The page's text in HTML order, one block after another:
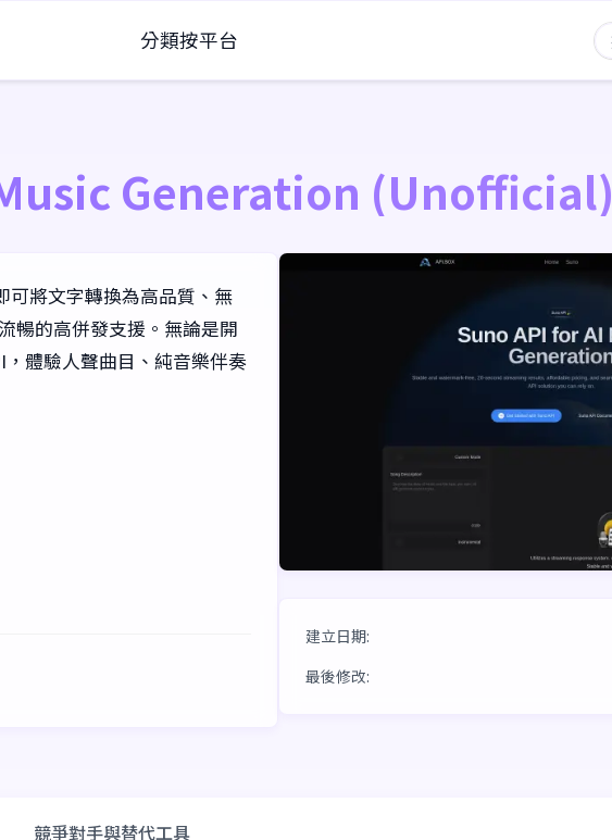
分類按平台
Generation (Unofficial)
可將文字轉換為高品質、無
暢的高併發支援。無論是開
體驗人聲曲目、純音樂伴奏
建立日期:
最後修改:
競爭對手與替代工具